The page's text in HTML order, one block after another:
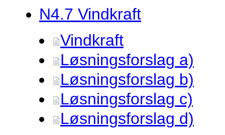
N4.7 Vindkraft
Vindkraft
Løsningsforslag a)
Løsningsforslag b)
Løsningsforslag c)
Løsningsforslag d)